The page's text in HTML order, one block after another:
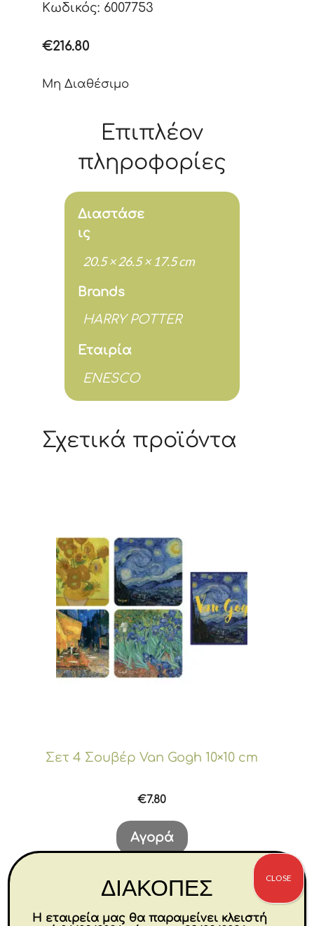
Κωδικός: 6007753
€216.80
Μη Διαθέσιμο
Επιπλέον
πληροφορίες
Διαστάσε
ις
20.5 × 26.5 × 17.5 cm
Brands
HARRY POTTER
Εταιρία
ENESCO
Σχετικά προϊόντα
Σετ 4 Σουβέρ Van Gogh 10×10 cm
€7.80
Αγορά
ΔΙΑΚΟΠΕΣ
Η εταιρεία μας θα παραμείνει κλειστή
CLOSE